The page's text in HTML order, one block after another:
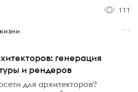
111
генерация
и рендеров
для архитекторов?